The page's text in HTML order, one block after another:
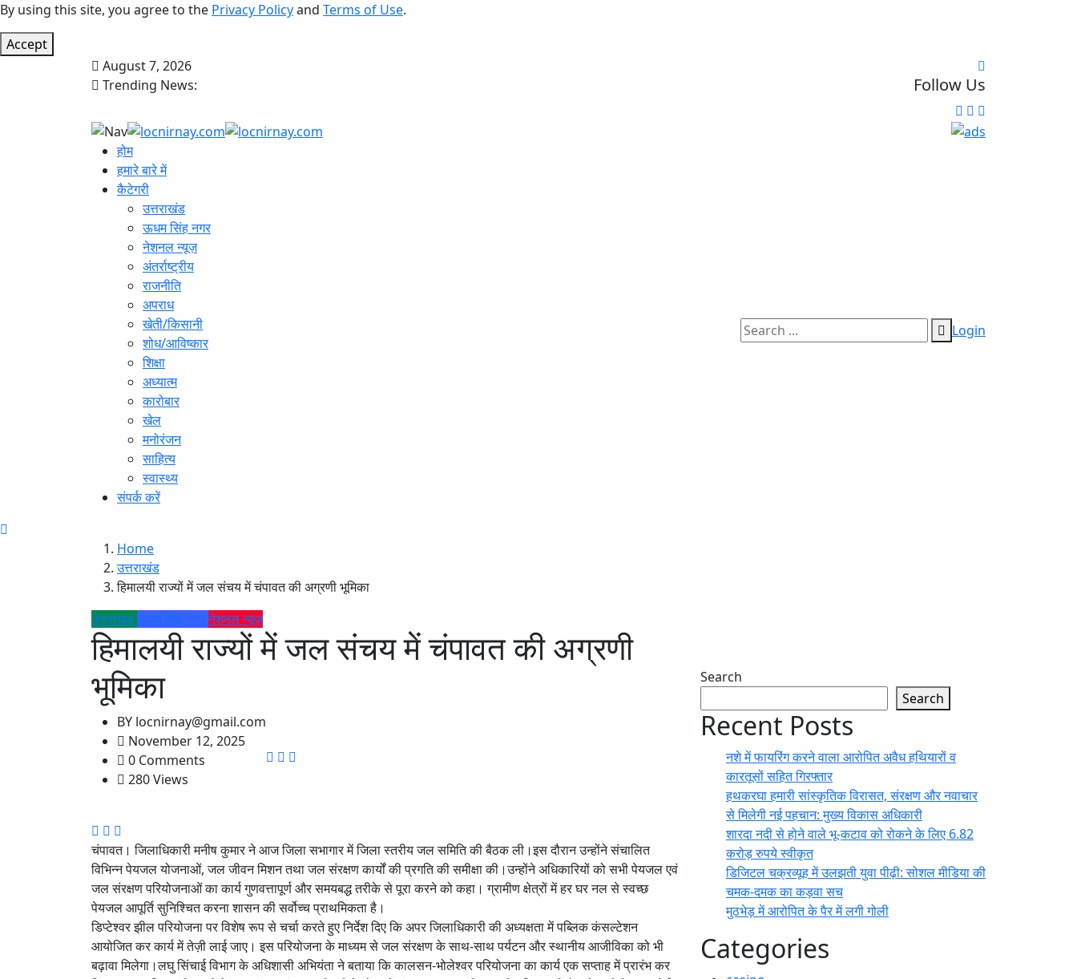
By using this site, you agree to the Privacy Policyand Terms of Use.
Accept
August 7, 2026
Trending News:
Follow Us
होम
हमारे बारे में
कैटेगरी
उत्तराखंड
ऊधम सिंह नगर
नेशनल न्यूज़
अंतर्राष्ट्रीय
राजनीति
अपराध
खेती/किसानी
शोध/आविष्कार
शिक्षा
अध्यात्म
कारोबार
खेल
मनोरंजन
साहित्य
स्वास्थ्य
संपर्क करें
Login
Home
उत्तराखंड
हिमालयी राज्यों में जल संचय में चंपावत की अग्रणी भूमिका
उत्तराखंडऊधम सिंह नगरनेशनल न्यूज़
हिमालयी राज्यों में जल संचय में चंपावत की अग्रणी
भूमिका
BY locnirnay@gmail.com
November 12, 2025
0 Comments
280 Views
चंपावत। जिलाधिकारी मनीष कुमार ने आज जिला सभागार में जिला स्तरीय जल समिति की बैठक ली।इस दौरान उन्होंने संचालित
विभिन्न पेयजल योजनाओं, जल जीवन मिशन तथा जल संरक्षण कार्यों की प्रगति की समीक्षा की।उन्होंने अधिकारियों को सभी पेयजल एवं
जल संरक्षण परियोजनाओं का कार्य गुणवत्तापूर्ण और समयबद्ध तरीके से पूरा करने को कहा। ग्रामीण क्षेत्रों में हर घर नल से स्वच्छ
पेयजल आपूर्ति सुनिश्चित करना शासन की सर्वोच्च प्राथमिकता है।
डिप्टेश्वर झील परियोजना पर विशेष रूप से चर्चा करते हुए निर्देश दिए कि अपर जिलाधिकारी की अध्यक्षता में पब्लिक कंसल्टेशन
आयोजित कर कार्य में तेज़ी लाई जाए। इस परियोजना के माध्यम से जल संरक्षण के साथ-साथ पर्यटन और स्थानीय आजीविका को भी
बढ़ावा मिलेगा।लघु सिंचाई विभाग के अधिशासी अभियंता ने बताया कि कालसन-भोलेश्वर परियोजना का कार्य एक सप्ताह में प्रारंभ कर
Search
Search
Recent Posts
नशे में फायरिंग करने वाला आरोपित अवैध हथियारों व
कारतूसों सहित गिरफ्तार
हथकरघा हमारी सांस्कृतिक विरासत, संरक्षण और नवाचार
से मिलेगी नई पहचान: मुख्य विकास अधिकारी
शारदा नदी से होने वाले भू-कटाव को रोकने के लिए 6.82
करोड़ रुपये स्वीकृत
डिजिटल चक्रव्यूह में उलझती युवा पीढ़ी: सोशल मीडिया की
चमक-दमक का कड़वा सच
मुठभेड़ में आरोपित के पैर में लगी गोली
Categories